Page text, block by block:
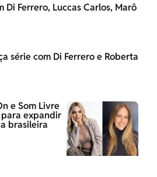
Di Ferrero, Luccas Carlos, Marô
série com Di Ferrero e Roberta
e Som Livre
expandir
brasileira